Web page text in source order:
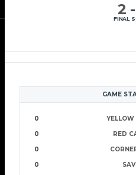
2 -
FINAL
GAME
0 YELLOW
0
RED
0
0